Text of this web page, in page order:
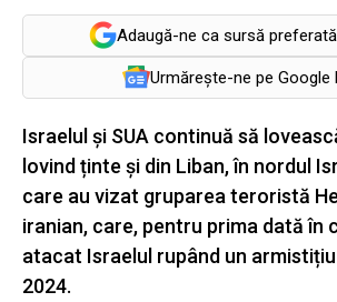
Adaugă-ne ca sursă
Urmărește-ne pe Google
Israelul și SUA continuă să
lovind ținte și din Liban, în nordul
care au vizat gruparea teroristă
iranian, care, pentru prima dată în
atacat Israelul rupând un
2024.